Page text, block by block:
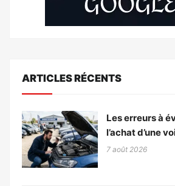
ARTICLES RÉCENTS
Les erreurs à
l’achat d’une
7 août 2026